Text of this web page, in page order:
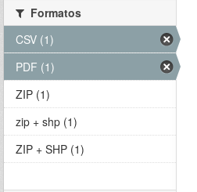
Formatos
CSV (1)
PDF (1)
ZIP (1)
zip + shp (1)
ZIP + SHP (1)